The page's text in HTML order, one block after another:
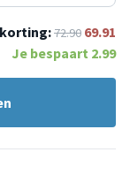
72.90 69.91
Je bespaart 2.99